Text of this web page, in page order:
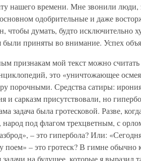
нашего времени. Мне звонили
одобрительные и даже
чтобы думать, будто исключительно
были приняты во внимание. Успех
признакам мой текст можно
это «уничтожающее
порочными. Средства сатиры:
и сарказм присутствовали, но
задача была гротесковой. Разве,
под флагом трехцветным, с
– это гипербола? Или:
– это гротеск? В гимне обычно
задачи на будущее, которые я выразил